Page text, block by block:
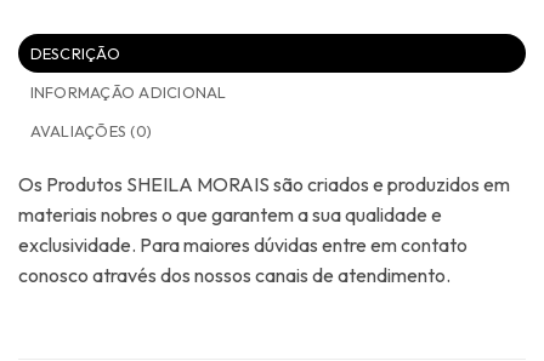
DESCRIÇÃO
INFORMAÇÃO ADICIONAL
AVALIAÇÕES (0)
Os Produtos SHEILA MORAIS são criados e produzidos em
materiais nobres o que garantem a sua qualidade e
exclusividade. Para maiores dúvidas entre em contato
conosco através dos nossos canais de atendimento.